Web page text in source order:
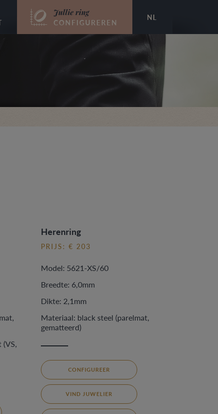
NL
Jullie ring
CONFIGUREREN
Herenring
PRIJS: € 203
Model: 5621-XS/60
Breedte: 6,0mm
Dikte: 2,1mm
Materiaal: black steel (parelmat,
gematteerd)
CONFIGUREER
VIND JUWELIER